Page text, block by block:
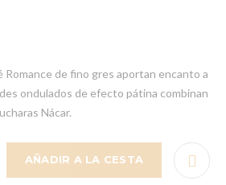
Romance de fino gres aportan encanto a
ondulados de efecto pátina combinan
Nácar.
AÑADIR A LA CESTA